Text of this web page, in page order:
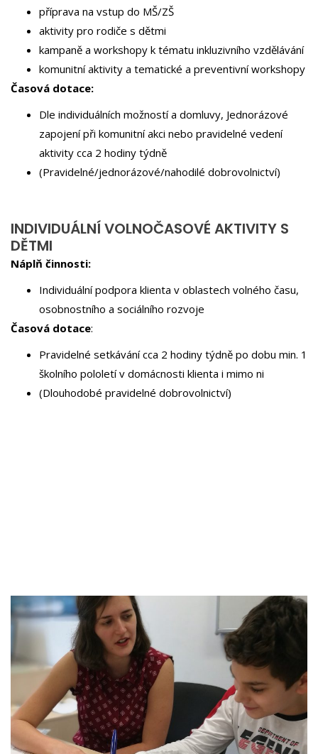
příprava na vstup do MŠ/ZŠ
aktivity pro rodiče s dětmi
kampaně a workshopy k tématu inkluzivního vzdělávání
komunitní aktivity a tematické a preventivní workshopy
Časová dotace:
Dle individuálních možností a domluvy, Jednorázové
zapojení při komunitní akci nebo pravidelné vedení
aktivity cca 2 hodiny týdně
(Pravidelné/jednorázové/nahodilé dobrovolnictví)
INDIVIDUÁLNÍ VOLNOČASOVÉ AKTIVITY S
DĚTMI
Náplň činnosti:
Individuální podpora klienta v oblastech volného času,
osobnostního a sociálního rozvoje
Časová dotace:
Pravidelné setkávání cca 2 hodiny týdně po dobu min. 1
školního pololetí v domácnosti klienta i mimo ni
(Dlouhodobé pravidelné dobrovolnictví)